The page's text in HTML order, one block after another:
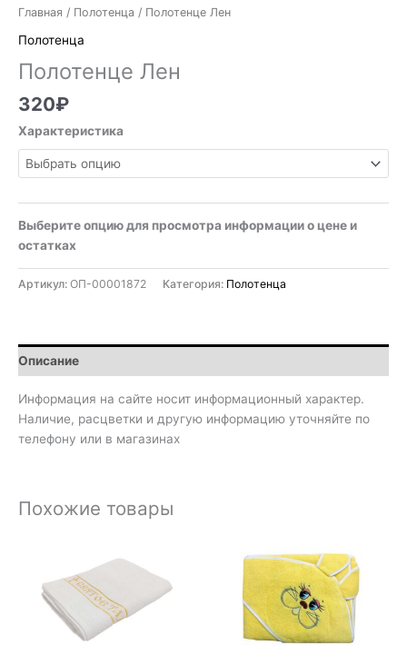
Главная / Полотенца / Полотенце Лен
Полотенца
Полотенце Лен
320₽
Характеристика
Выберите опцию для просмотра информации о цене и
остатках
Артикул: ОП-00001872 Категория: Полотенца
Описание
Информация на сайте носит информационный характер.
Наличие, расцветки и другую информацию уточняйте по
телефону или в магазинах
Похожие товары